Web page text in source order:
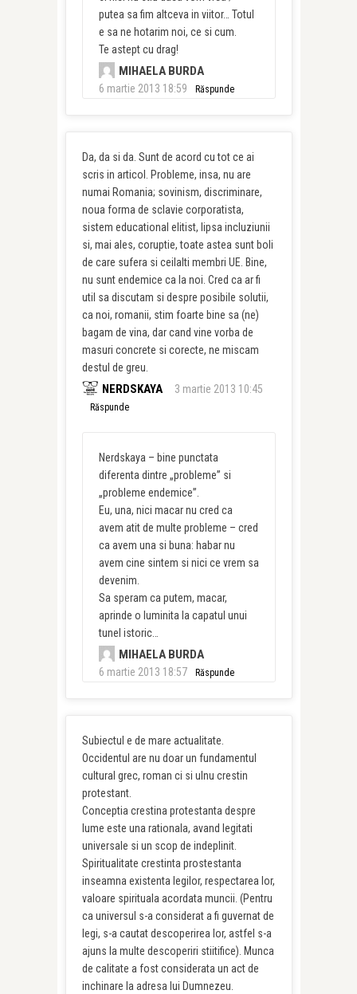
putea sa fim altceva in viitor… Totul
e sa ne hotarim noi, ce si cum.
Te astept cu drag!
MIHAELA BURDA
6 martie 2013 18:59 Răspunde
Da, da si da. Sunt de acord cu tot ce ai
scris in articol. Probleme, insa, nu are
numai Romania; sovinism, discriminare,
noua forma de sclavie corporatista,
sistem educational elitist, lipsa incluziunii
si, mai ales, coruptie, toate astea sunt boli
de care sufera si ceilalti membri UE. Bine,
nu sunt endemice ca la noi. Cred ca ar fi
util sa discutam si despre posibile solutii,
ca noi, romanii, stim foarte bine sa (ne)
bagam de vina, dar cand vine vorba de
masuri concrete si corecte, ne miscam
destul de greu.
NERDSKAYA 3 martie 2013 10:45
Răspunde
Nerdskaya – bine punctata
diferenta dintre „probleme” si
„probleme endemice”.
Eu, una, nici macar nu cred ca
avem atit de multe probleme – cred
ca avem una si buna: habar nu
avem cine sintem si nici ce vrem sa
devenim.
Sa speram ca putem, macar,
aprinde o luminita la capatul unui
tunel istoric…
MIHAELA BURDA
6 martie 2013 18:57 Răspunde
Subiectul e de mare actualitate.
Occidentul are nu doar un fundamentul
cultural grec, roman ci si ulnu crestin
protestant.
Conceptia crestina protestanta despre
lume este una rationala, avand legitati
universale si un scop de indeplinit.
Spiritualitate crestinta prostestanta
inseamna existenta legilor, respectarea lor,
valoare spirituala acordata muncii. (Pentru
ca universul s-a considerat a fi guvernat de
legi, s-a cautat descoperirea lor, astfel s-a
ajuns la multe descoperiri stiitifice). Munca
de calitate a fost considerata un act de
inchinare la adresa lui Dumnezeu.